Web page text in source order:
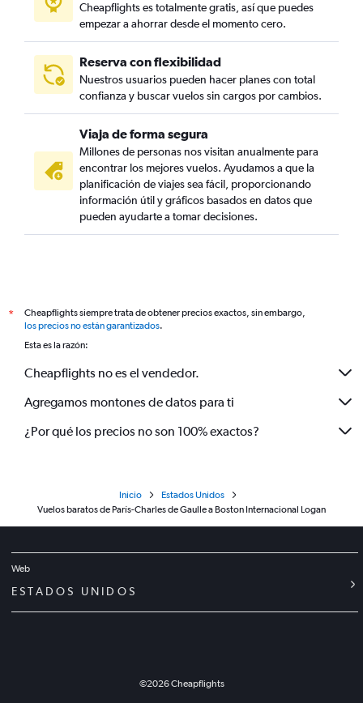
Cheapflights es totalmente gratis, así que puedes
empezar a ahorrar desde el momento cero.
Reserva con flexibilidad
Nuestros usuarios pueden hacer planes con total
confianza y buscar vuelos sin cargos por cambios.
Viaja de forma segura
Millones de personas nos visitan anualmente para
encontrar los mejores vuelos. Ayudamos a que la
planificación de viajes sea fácil, proporcionando
información útil y gráficos basados en datos que
pueden ayudarte a tomar decisiones.
*
Cheapflights siempre trata de obtener precios exactos, sin embargo,
los precios no están garantizados.
Esta es la razón:
Cheapflights no es el vendedor.
Agregamos montones de datos para ti
¿Por qué los precios no son 100% exactos?
Inicio
Estados Unidos
Vuelos baratos de París-Charles de Gaulle a Boston Internacional Logan
Web
ESTADOS UNIDOS
©2026Cheapflights